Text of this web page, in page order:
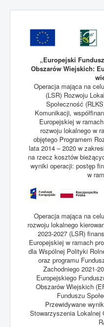
„Europejski
Obszarów Wiejskich:
Operacja mająca na
(LSR) Rozwoju
Społeczność
Komunikacji,
Europejskiej w
rozwoju lokalnego w
objętego Programem
lata 2014 – 2020 w
na rzecz kosztów
wyniki operacji: postęp
w
Operacja mająca na
rozwoju lokalnego
2023-2027 (LSR)
Europejskiej w ramach
dla Wspólnej Polityki
oraz programu
Zachodniego 2021-
Europejskiego
Obszarów Wiejskich
Funduszu
Przewidywane
Stowarzyszenia Lokalnej